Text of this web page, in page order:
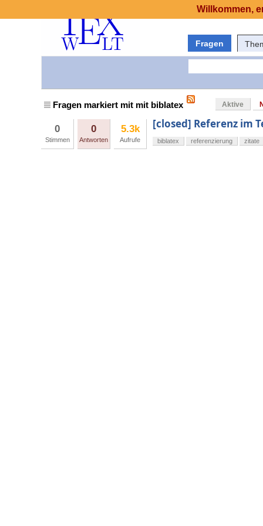
Fragen
Fragen markiert mit mit biblatex Aktive
0
Stimmen
0
Antworten
5.3k
Aufrufe
[closed] Referenz im
biblatex referenzierung zitate
Willkommen,